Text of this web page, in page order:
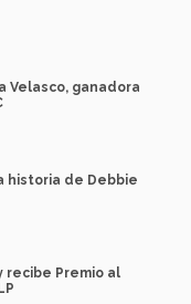
Velasco, ganadora
historia de Debbie
recibe Premio al